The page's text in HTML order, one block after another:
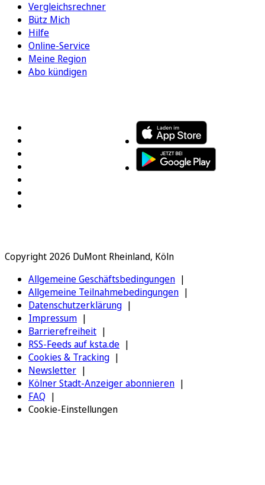
Vergleichsrechner
Bütz Mich
Hilfe
Online-Service
Meine Region
Abo kündigen
Copyright 2026 DuMont Rheinland, Köln
Allgemeine Geschäftsbedingungen
Allgemeine Teilnahmebedingungen
Datenschutzerklärung
Impressum
Barrierefreiheit
RSS-Feeds auf ksta.de
Cookies & Tracking
Newsletter
Kölner Stadt-Anzeiger abonnieren
FAQ
Cookie-Einstellungen